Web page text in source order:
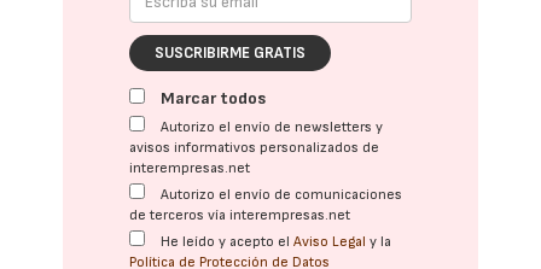
SUSCRIBIRME GRATIS
Marcar todos
Autorizo el envío de newsletters y
avisos informativos personalizados de
interempresas.net
Autorizo el envío de comunicaciones
de terceros vía interempresas.net
He leído y acepto elAviso Legal y la
Política de Protección de Datos